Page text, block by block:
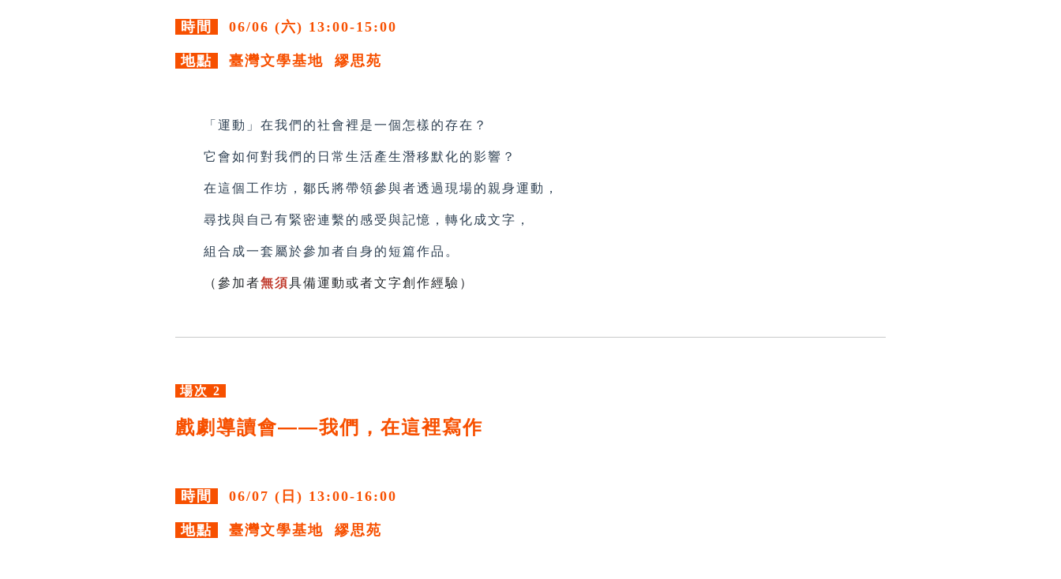
時間 06/06 (六) 13:00-15:00
地點 臺灣文學基地 繆思苑
「運動」在我們的社會裡是一個怎樣的存在？
它會如何對我們的日常生活產生潛移默化的影響？
在這個工作坊，鄒氏將帶領參與者透過現場的親身運動，
尋找與自己有緊密連繫的感受與記憶，轉化成文字，
組合成一套屬於參加者自身的短篇作品。
（參加者無須具備運動或者文字創作經驗）
場次 2
戲劇導讀會——我們，在這裡寫作
時間 06/07 (日) 13:00-16:00
地點 臺灣文學基地 繆思苑